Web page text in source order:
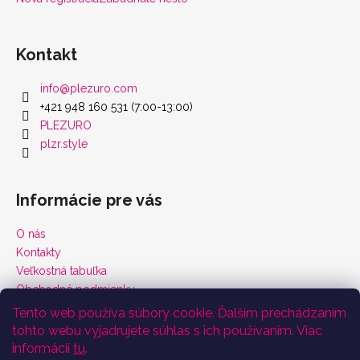
Tento web používa súbory cookie. Ďalším prechádzaním
tohto webu vyjadrujete súhlas s ich používaním. Viac
informácií tu.
Kontakt
info@plezuro.com
+421 948 160 531 (7:00-13:00)
PLEZURO
plzr.style
Informácie pre vás
O nás
Kontakty
Veľkostná tabuľka
Obchodné podmienky
Vrátenie tovaru a reklamácie
Podmienky ochrany osobných údajov
Certifikáty